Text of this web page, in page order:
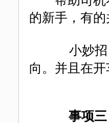
的新手，有
小妙招：
向。并且在
事项三